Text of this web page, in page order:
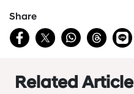
Share
Related Article